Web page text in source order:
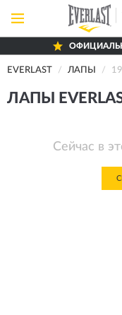
EVERLAST ЛАПЫ
ЛАПЫ
Сейчас в